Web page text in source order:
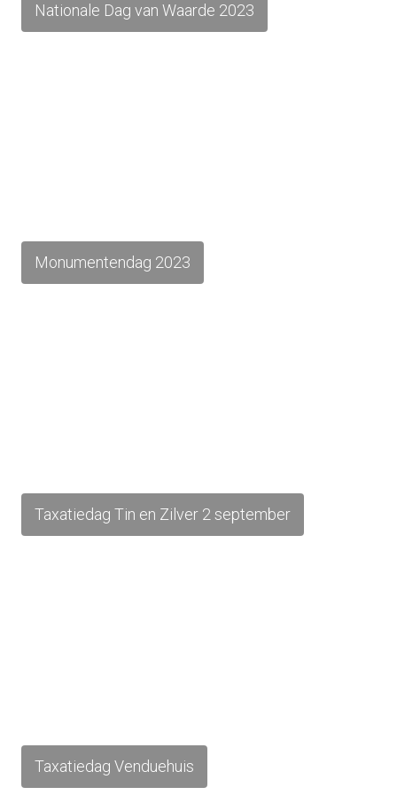
Nationale Dag van Waarde 2023
Monumentendag 2023
Taxatiedag Tin en Zilver 2 september
Taxatiedag Venduehuis